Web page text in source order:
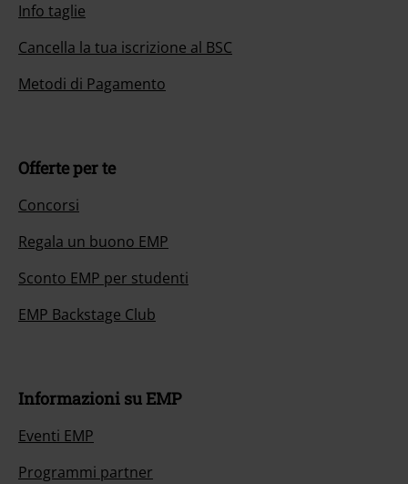
Info taglie
Cancella la tua iscrizione al BSC
Metodi di Pagamento
Offerte per te
Concorsi
Regala un buono EMP
Sconto EMP per studenti
EMP Backstage Club
Informazioni su EMP
Eventi EMP
Programmi partner